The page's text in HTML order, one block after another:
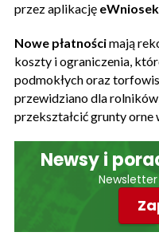
przez aplikację
Nowe płatnościmają
koszty i ograniczenia,
podmokłych oraz
przewidziano dla
przekształcić grunty orne
Newsy i